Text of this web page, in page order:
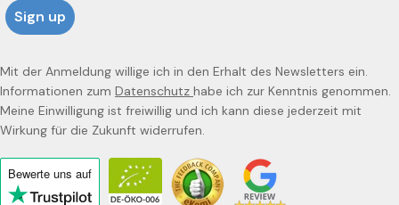
Sign up
Mit der Anmeldung willige ich in den Erhalt des Newsletters ein.
Informationen zum Datenschutz habe ich zur Kenntnis genommen.
Meine Einwilligung ist freiwillig und ich kann diese jederzeit mit
Wirkung für die Zukunft widerrufen.
Bewerte uns auf
Click